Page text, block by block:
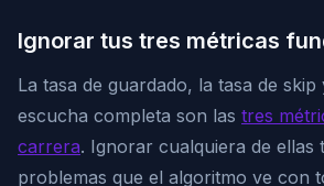
Ignorar tus tres métricas
La tasa de guardado, la tasa de skip
escucha completa son las tres
carrera. Ignorar cualquiera de ellas
problemas que el algoritmo ve con